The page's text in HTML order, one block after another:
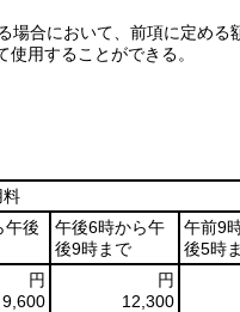
合において、前項に定め
用することができる。
料
午後
午後6時から午
後9時まで
午前9
後5時
円
9,600
円
12,300